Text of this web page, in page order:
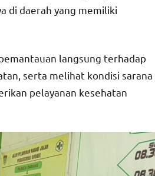
di daerah yang memiliki
langsung terhadap
serta melihat kondisi sarana
pelayanan kesehatan